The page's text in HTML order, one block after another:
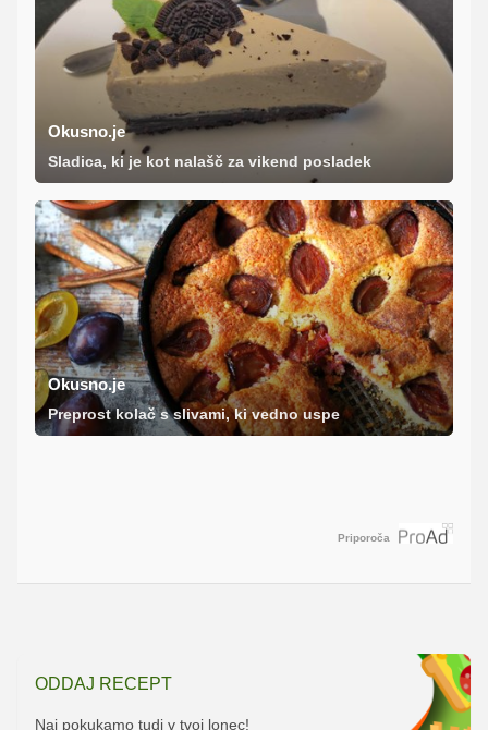
Okusno.je
Sladica, ki je kot nalašč za vikend posladek
Okusno.je
Preprost kolač s slivami, ki vedno uspe
Priporoča
ODDAJ RECEPT
Naj pokukamo tudi v tvoj lonec!